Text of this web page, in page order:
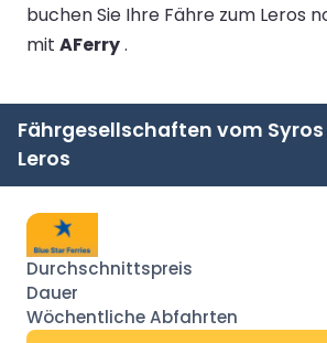
buchen Sie Ihre Fähre zum Leros
mit AFerry.
Fährgesellschaften vom
Leros